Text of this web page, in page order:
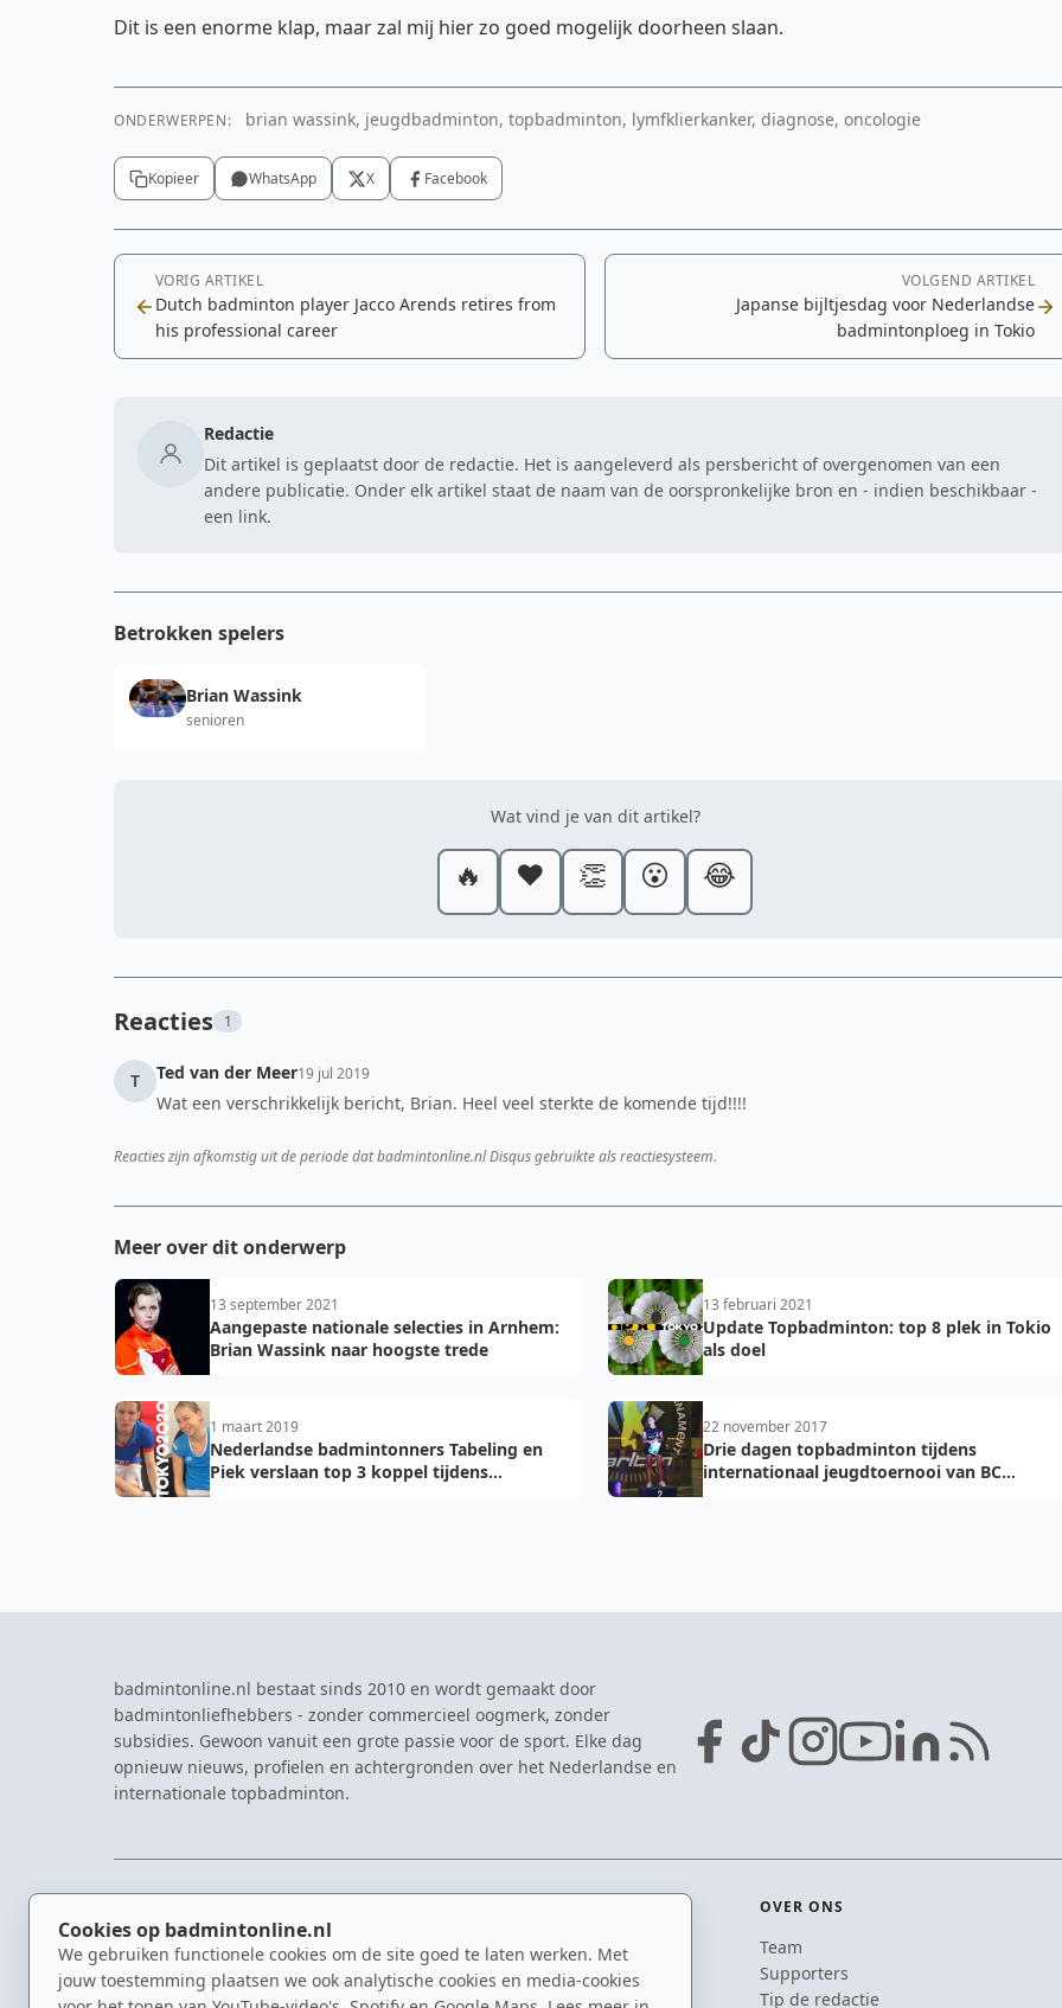
Cookies op badmintonline.nl
We gebruiken functionele cookies om de site goed te laten werken. Met
jouw toestemming plaatsen we ook analytische cookies en media-cookies
Dit is een enorme klap, maar zal mij hier zo goed mogelijk doorheen slaan.
ONDERWERPEN: brian wassink, jeugdbadminton, topbadminton, lymfklierkanker, diagnose, oncologie
Kopieer WhatsApp X Facebook
VORIG ARTIKEL
Dutch badminton player Jacco Arends retires from
his professional career
VOLGEND ARTIKEL
Japanse bijltjesdag voor Nederlandse
badmintonploeg in Tokio
Redactie
Dit artikel is geplaatst door de redactie. Het is aangeleverd als persbericht of overgenomen van een
andere publicatie. Onder elk artikel staat de naam van de oorspronkelijke bron en - indien beschikbaar -
een link.
Betrokken spelers
Brian Wassink
senioren
Wat vind je van dit artikel?
🔥 ❤️ 👏 😮 😂
Reacties 1
T Ted van der Meer19 jul 2019
Wat een verschrikkelijk bericht, Brian. Heel veel sterkte de komende tijd!!!!
Reacties zijn afkomstig uit de periode dat badmintonline.nl Disqus gebruikte als reactiesysteem.
Meer over dit onderwerp
13 september 2021
Aangepaste nationale selecties in Arnhem:
Brian Wassink naar hoogste trede
13 februari 2021
Update Topbadminton: top 8 plek in Tokio
als doel
1 maart 2019
Nederlandse badmintonners Tabeling en
Piek verslaan top 3 koppel tijdens
22 november 2017
Drie dagen topbadminton tijdens
internationaal jeugdtoernooi van BC
badmintonline.nl bestaat sinds 2010 en wordt gemaakt door
badmintonliefhebbers - zonder commercieel oogmerk, zonder
subsidies. Gewoon vanuit een grote passie voor de sport. Elke dag
opnieuw nieuws, profielen en achtergronden over het Nederlandse en
internationale topbadminton.
Nieuws
Kennisbank
Spelers
Eredivisie
NK Badminton
Dutch Open
OVER ONS
Team
Supporters
Tip de redactie